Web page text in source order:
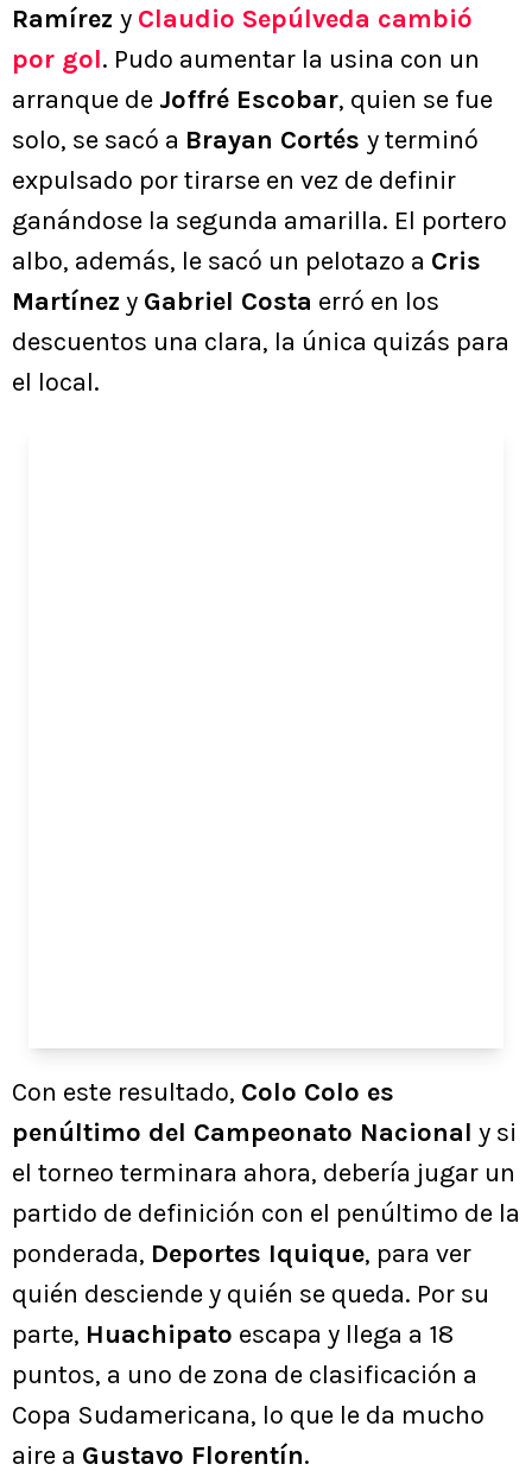
Ramírez y Claudio Sepúlveda cambió
por gol. Pudo aumentar la usina con un
arranque de Joffré Escobar, quien se fue
solo, se sacó a Brayan Cortés y terminó
expulsado por tirarse en vez de definir
ganándose la segunda amarilla. El portero
albo, además, le sacó un pelotazo a Cris
Martínez y Gabriel Costa erró en los
descuentos una clara, la única quizás para
el local.
Con este resultado, Colo Colo es
penúltimo del Campeonato Nacional y si
el torneo terminara ahora, debería jugar un
partido de definición con el penúltimo de la
ponderada, Deportes Iquique, para ver
quién desciende y quién se queda. Por su
parte, Huachipato escapa y llega a 18
puntos, a uno de zona de clasificación a
Copa Sudamericana, lo que le da mucho
aire a Gustavo Florentín.